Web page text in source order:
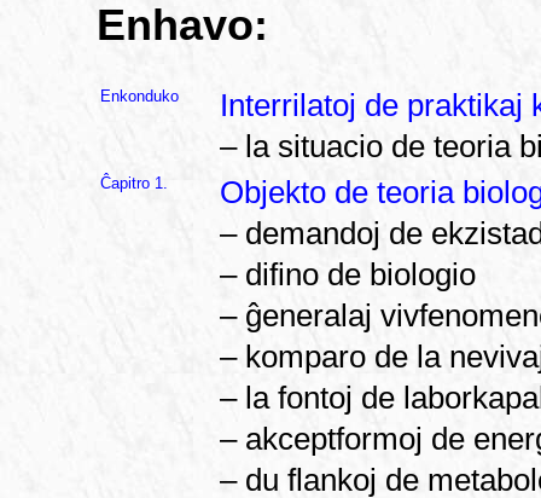
Enhavo:
Enkonduko
Interrilatoj de praktikaj
– la situacio de teoria
Ĉapitro 1.
Objekto de teoria
– demandoj de
– difino de biologio
– ĝeneralaj
– komparo de la
– la fontoj de
– akceptformoj de
– du flankoj de